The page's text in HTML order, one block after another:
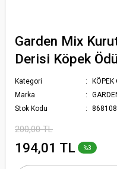
Garden Mix
Derisi Köpek
Kategori
KÖPEK
Marka
Stok Kodu
200,00 TL
194,01 TL %3